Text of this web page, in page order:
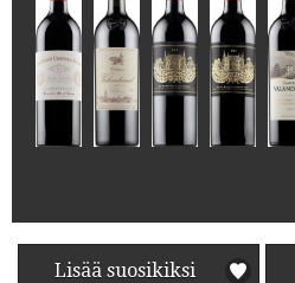
Lisää suosikiksi